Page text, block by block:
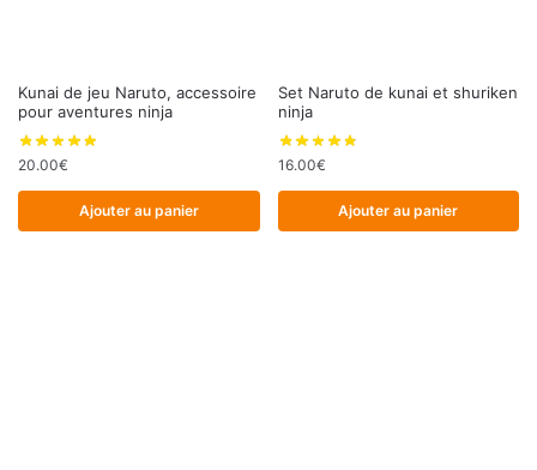
Kunai de jeu Naruto, accessoire
pour aventures ninja
20.00€
Ajouter au panier
Set Naruto de kunai et shuriken
ninja
16.00€
Ajouter au panier